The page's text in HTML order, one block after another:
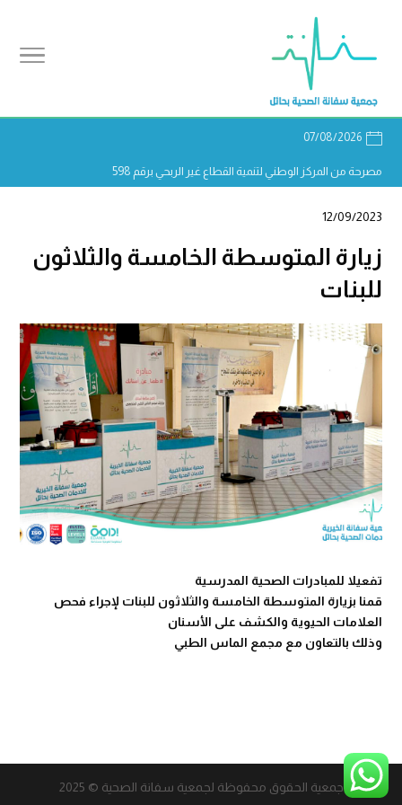
07/08/2026
مصرحة من المركز الوطني لتنمية القطاع غير الربحي برقم 598
12/09/2023
زيارة المتوسطة الخامسة والثلاثون
للبنات
تفعيلا للمبادرات الصحية المدرسية
قمنا بزيارة المتوسطة الخامسة والثلاثون للبنات لإجراء فحص
العلامات الحيوية والكشف على الأسنان
وذلك بالتعاون مع مجمع الماس الطبي
جمعية الحقوق محفوظة لجمعية سفانة الصحية © 2025